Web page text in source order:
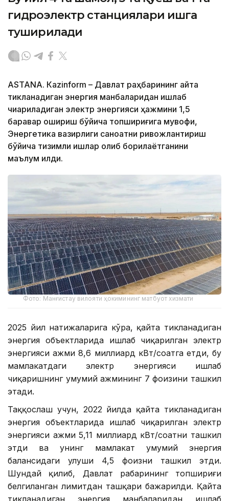
гидроэлектр станциялари ишга
туширилади
ASTANА. Кazinform – Давлат раҳбарининг қайта
тикланадиган энергия манбаларидан ишлаб
чиқариладиган электр энергияси ҳажмини 1,5
баравар ошириш бўйича топшириғига мувофиқ,
Энергетика вазирлиги саноатни ривожлантириш
бўйича тизимли ишлар олиб борилаётганини
маълум қилди.
Фото: Манғистау вилояти ҳокимининг матбуот хизмати
2025 йил натижаларига кўра, қайта тикланадиган
энергия объектларида ишлаб чиқарилган электр
энергияси ҳажми 8,6 миллиард кВт/соатга етди, бу
мамлакатдаги электр энергияси ишлаб
чиқаришнинг умумий ҳажмининг 7 фоизини ташкил
этади.
Таққослаш учун, 2022 йилда қайта тикланадиган
энергия объектларида ишлаб чиқарилган электр
энергияси ҳажми 5,11 миллиард кВт/соатни ташкил
этди ва унинг мамлакат умумий энергия
балансидаги улуши 4,5 фоизни ташкил этди.
Шундай қилиб, Давлат раҳбарининг топшириғи
белгиланган лимитдан ташқари бажарилди. Қайта